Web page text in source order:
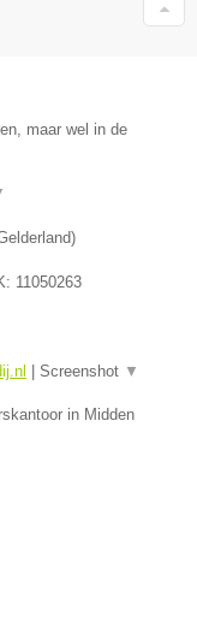
maar wel in de
)
11050263
Screenshot ▼
in Midden